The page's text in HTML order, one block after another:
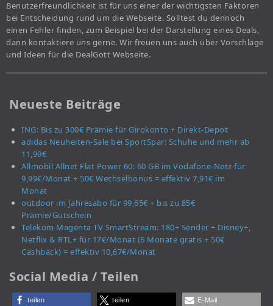
Benutzerfreundlichkeit ist für uns einer der wichtigsten Faktoren
bei Entscheidung rund um die Webseite. Solltest du dennoch
einen Fehler finden, zum Beispiel bei der Darstellung eines Deals,
dann kontaktiere uns gerne. Wir freuen uns auch über Vorschläge
und Ideen für die DealGott Webseite.
Neueste Beiträge
ING: Bis zu 300€ Prämie für Girokonto + Direkt-Depot
adidas Neuheiten-Sale bei SportSpar: Schuhe und mehr ab
11,99€
Allmobil Allnet Flat Power 60: 60 GB im Vodafone-Netz für
9,99€/Monat + 50€ Wechselbonus = effektiv 7,91€ im
Monat
outdoor im Jahresabo für 99,65€ + bis zu 85€
Prämie/Gutschein
Telekom Magenta TV SmartStream: 180+ Sender + Disney+,
Netflix & RTL+ für 17€/Monat (6 Monate gratis + 50€
Cashback) = effektiv 10,67€/Monat
Social Media / Teilen
teilen teilen E-Mail